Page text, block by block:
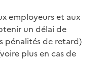
employeurs et aux
un délai de
pénalités de retard)
plus en cas de